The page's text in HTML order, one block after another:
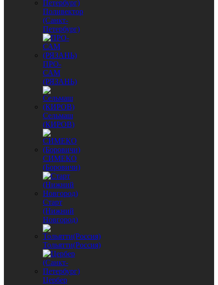
Поливектор
(Санкт-
Петербург)
ПРО-
САМ
(РЯЗАНЬ)
Сельмаш
(КИРОВ)
СИМЕКО
(Боровичи)
Старт
(Нижний
Новгород)
Тольятти(Россия)
Цербер